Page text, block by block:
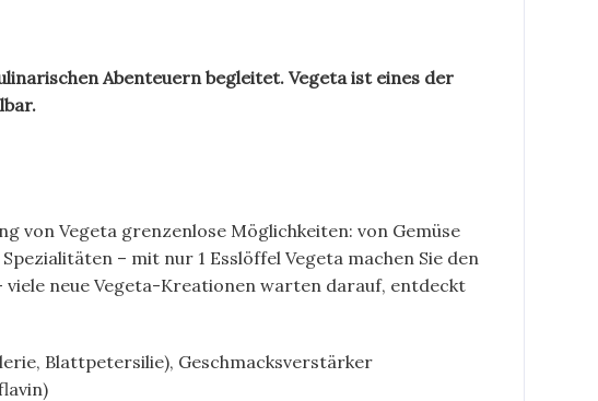
Abenteuern begleitet. Vegeta ist eines der
von Vegeta grenzenlose Möglichkeiten: von Gemüse
– mit nur 1 Esslöffel Vegeta machen Sie den
neue Vegeta-Kreationen warten darauf, entdeckt
Blattpetersilie), Geschmacksverstärker